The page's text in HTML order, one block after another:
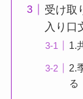
受け取
入り口
1.
2.
る